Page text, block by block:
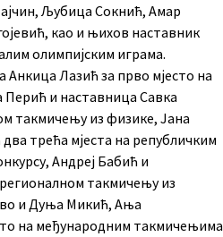
Љубица Сокнић, Амар
као и њихов наставник
олимпијским играма.
Анкица Лазић за прво мјесто на
и наставница Савка
такмичењу из физике, Јана
трећа мјеста на републичким
Андреј Бабић и
такмичењу из
и Дуња Микић, Ања
на међународним такмичењима